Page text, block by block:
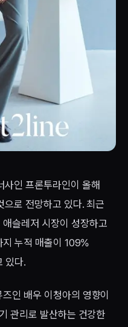
인 프론투라인이 올해
로 전망하고 있다. 최근
슬레저 시장이 성장하고
누적 매출이 109%
있다.
인 배우 이청아의 영향이
관리로 발산하는 건강한